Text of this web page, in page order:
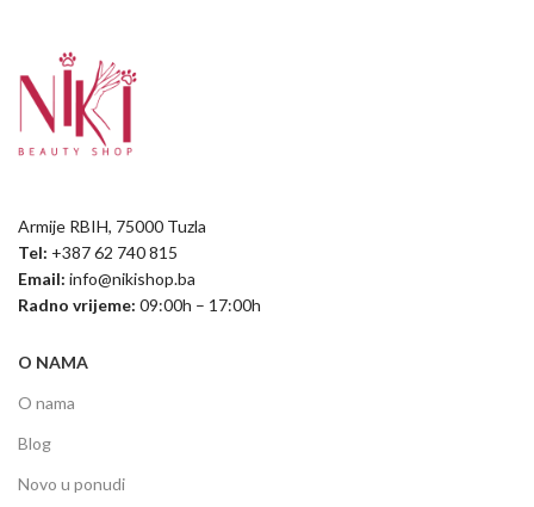
Armije RBIH, 75000 Tuzla
Tel: +387 62 740 815
Email: info@nikishop.ba
Radno vrijeme: 09:00h – 17:00h
O NAMA
O nama
Blog
Novo u ponudi